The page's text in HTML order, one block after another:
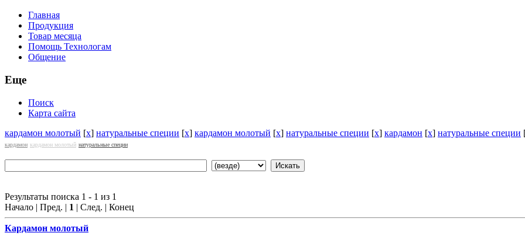
Главная
Продукция
Товар месяца
Помощь Технологам
Общение
Еще
Поиск
Карта сайта
кардамон молотый [x] натуральные специи [x] кардамон молотый [x] натуральные специи [x] кардамон [x] натуральные специи
кардамон кардамон молотый натуральные специи
Результаты поиска 1 - 1 из 1
Начало | Пред. | 1 | След. | Конец
Кардамон молотый